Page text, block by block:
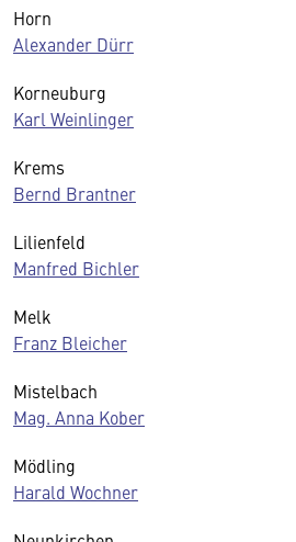
Horn
Alexander Dürr
Korneuburg
Karl Weinlinger
Krems
Bernd Brantner
Lilienfeld
Manfred Bichler
Melk
Franz Bleicher
Mistelbach
Mag. Anna Kober
Mödling
Harald Wochner